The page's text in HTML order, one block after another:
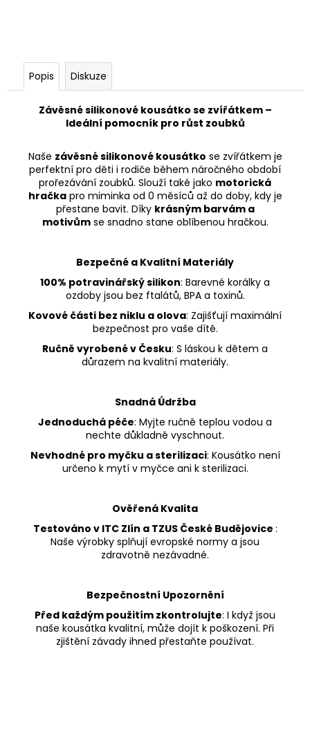
Popis Diskuze
Závěsné silikonové kousátko se zvířátkem –
Ideální pomocník pro růst zoubků
Naše závěsné silikonové kousátko se zvířátkem je
perfektní pro děti i rodiče během náročného období
prořezávání zoubků. Slouží také jako motorická
hračka pro miminka od 0 měsíců až do doby, kdy je
přestane bavit. Díky krásným barvám a
motivům se snadno stane oblíbenou hračkou.
Bezpečné a Kvalitní Materiály
100% potravinářský silikon: Barevné korálky a
ozdoby jsou bez ftalátů, BPA a toxinů.
Kovové části bez niklu a olova: Zajišťují maximální
bezpečnost pro vaše dítě.
Ručně vyrobené v Česku: S láskou k dětem a
důrazem na kvalitní materiály.
Snadná Údržba
Jednoduchá péče: Myjte ručně teplou vodou a
nechte důkladně vyschnout.
Nevhodné pro myčku a sterilizaci: Kousátko není
určeno k mytí v myčce ani k sterilizaci.
Ověřená Kvalita
Testováno v ITC Zlín a TZUS České Budějovice :
Naše výrobky splňují evropské normy a jsou
zdravotně nezávadné.
Bezpečnostní Upozornění
Před každým použitím zkontrolujte: I když jsou
naše kousátka kvalitní, může dojít k poškození. Při
zjištění závady ihned přestaňte používat.